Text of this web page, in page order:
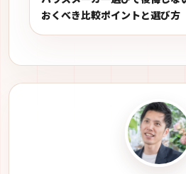
おくべき比較ポイントと選び方